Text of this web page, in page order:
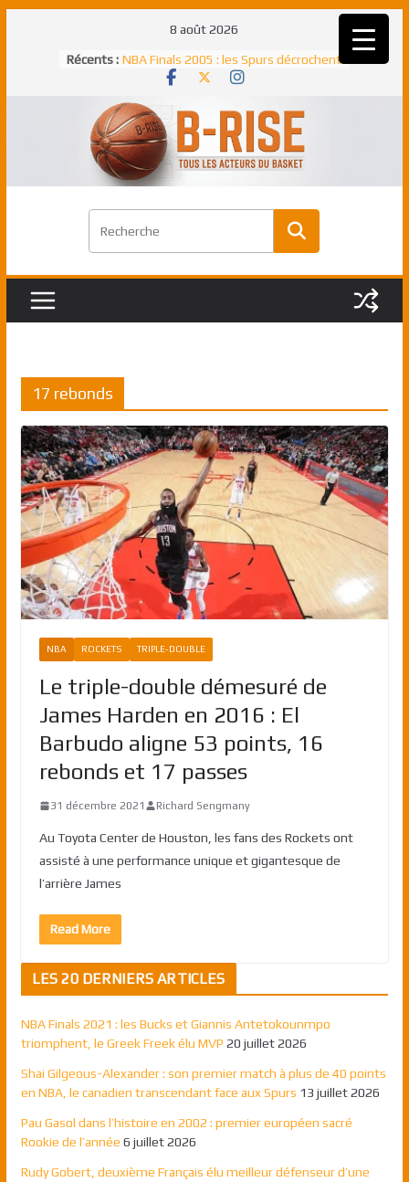
8 août 2026
Récents : NBA Finals 2005 : les Spurs décrochent
un troisième titre NBA, la rude bataille
NBA Finals 2021 : les Bucks et Giannis
Antetokounmpo triomphent, le Greek
Freek élu MVP
Shai Gilgeous-Alexander : son premier
match à plus de 40 points en NBA, le
Pau Gasol dans l’histoire en 2002 :
premier européen sacré Rookie de
Rudy Gobert, deuxième Français élu
17 rebonds
NBA ROCKETS TRIPLE-DOUBLE
Le triple-double démesuré de
James Harden en 2016 : El
Barbudo aligne 53 points, 16
rebonds et 17 passes
31 décembre 2021 Richard Sengmany
Au Toyota Center de Houston, les fans des Rockets ont
assisté à une performance unique et gigantesque de
l’arrière James
Read More
LES 20 DERNIERS ARTICLES
NBA Finals 2021 : les Bucks et Giannis Antetokounmpo
triomphent, le Greek Freek élu MVP 20 juillet 2026
Shai Gilgeous-Alexander : son premier match à plus de 40 points
en NBA, le canadien transcendant face aux Spurs 13 juillet 2026
Pau Gasol dans l’histoire en 2002 : premier européen sacré
Rookie de l’année 6 juillet 2026
Rudy Gobert, deuxième Français élu meilleur défenseur d’une